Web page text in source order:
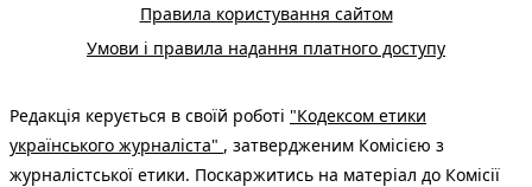
Правила користування сайтом
Умови і правила надання платного доступу
Редакція керується в своїй роботі "Кодексом етики
українського журналіста" , затвердженим Комісією з
журналістської етики. Поскаржитись на матеріал до Комісії